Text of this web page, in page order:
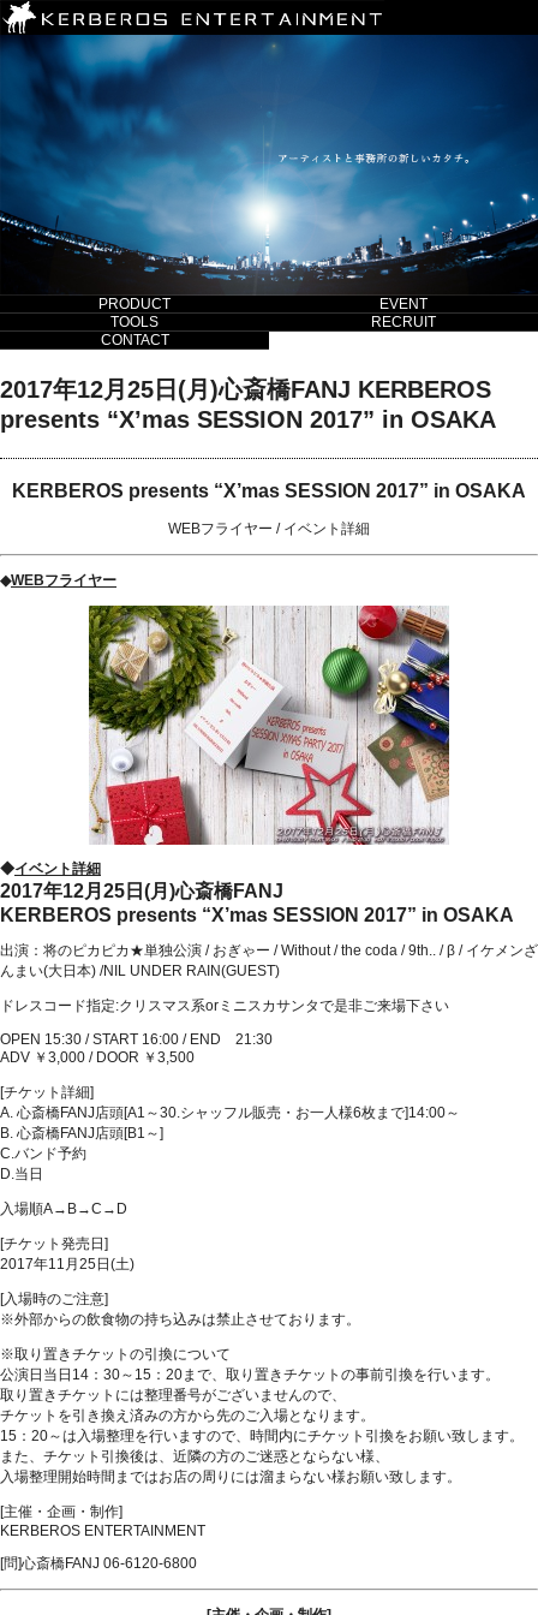
PRODUCT
EVENT
TOOLS
RECRUIT
CONTACT
2017年12月25日(月)心斎橋FANJ KERBEROS
presents “X’mas SESSION 2017” in OSAKA
KERBEROS presents “X’mas SESSION 2017” in OSAKA
WEBフライヤー / イベント詳細
◆WEBフライヤー
◆イベント詳細
2017年12月25日(月)心斎橋FANJ
KERBEROS presents “X’mas SESSION 2017” in OSAKA
出演：将のピカピカ★単独公演 / おぎゃー / Without / the coda / 9th.. / β / イケメンざ
んまい(大日本) /NIL UNDER RAIN(GUEST)
ドレスコード指定:クリスマス系orミニスカサンタで是非ご来場下さい
OPEN 15:30 / START 16:00 / END 21:30
ADV ￥3,000 / DOOR ￥3,500
[チケット詳細]
A. 心斎橋FANJ店頭[A1～30.シャッフル販売・お一人様6枚まで]14:00～
B. 心斎橋FANJ店頭[B1～]
C.バンド予約
D.当日
入場順A→B→C→D
[チケット発売日]
2017年11月25日(土)
[入場時のご注意]
※外部からの飲食物の持ち込みは禁止させております。
※取り置きチケットの引換について
公演日当日14：30～15：20まで、取り置きチケットの事前引換を行います。
取り置きチケットには整理番号がございませんので、
チケットを引き換え済みの方から先のご入場となります。
15：20～は入場整理を行いますので、時間内にチケット引換をお願い致します。
また、チケット引換後は、近隣の方のご迷惑とならない様、
入場整理開始時間まではお店の周りには溜まらない様お願い致します。
[主催・企画・制作]
KERBEROS ENTERTAINMENT
[問]心斎橋FANJ 06-6120-6800